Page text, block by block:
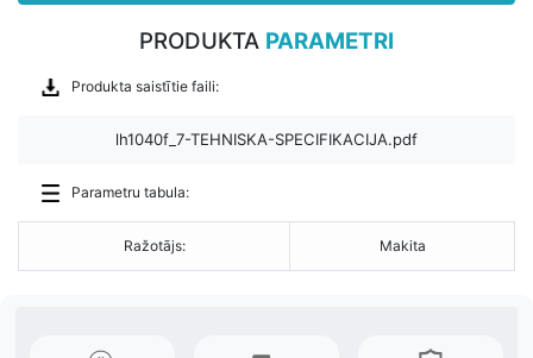
PRODUKTA PARAMETRI
Produkta saistītie faili:
lh1040f_7-TEHNISKA-SPECIFIKACIJA.pdf
Parametru tabula:
Ražotājs: Makita